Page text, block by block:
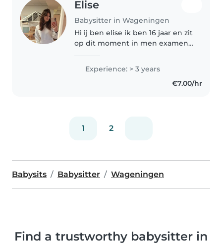
Elise
Babysitter in Wageningen
Hi ij ben elise ik ben 16 jaar en zit
op dit moment in men examen
veel ervaring met kinderen heb
veel stages gevolgd op kinder
Experience: > 3 years
€7.00/hr
1 2
Babysits Babysitter Wageningen
Find a trustworthy babysitter in